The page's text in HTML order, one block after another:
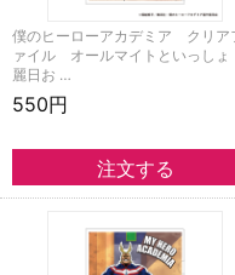
僕のヒーローアカデミア クリア
ァイル オールマイトといっしょ
麗日お …
550円